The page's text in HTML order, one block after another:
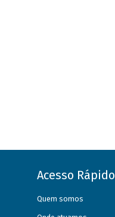
Acesso Rápido
Quem somos